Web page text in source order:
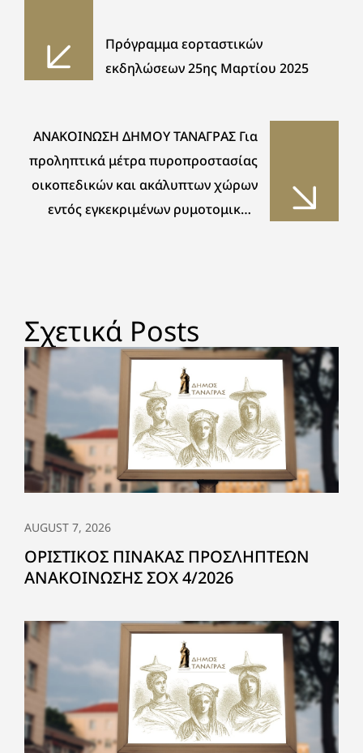
Πρόγραμμα εορταστικών
εκδηλώσεων 25ης Μαρτίου 2025
ΑΝΑΚΟΙΝΩΣΗ ΔΗΜΟΥ ΤΑΝΑΓΡΑΣ Για
προληπτικά μέτρα πυροπροστασίας
οικοπεδικών και ακάλυπτων χώρων
εντός εγκεκριμένων ρυμοτομικών
Σχετικά Posts
AUGUST 7, 2026
ΟΡΙΣΤΙΚΟΣ ΠΙΝΑΚΑΣ ΠΡΟΣΛΗΠΤΕΩΝ
ΑΝΑΚΟΙΝΩΣΗΣ ΣΟΧ 4/2026